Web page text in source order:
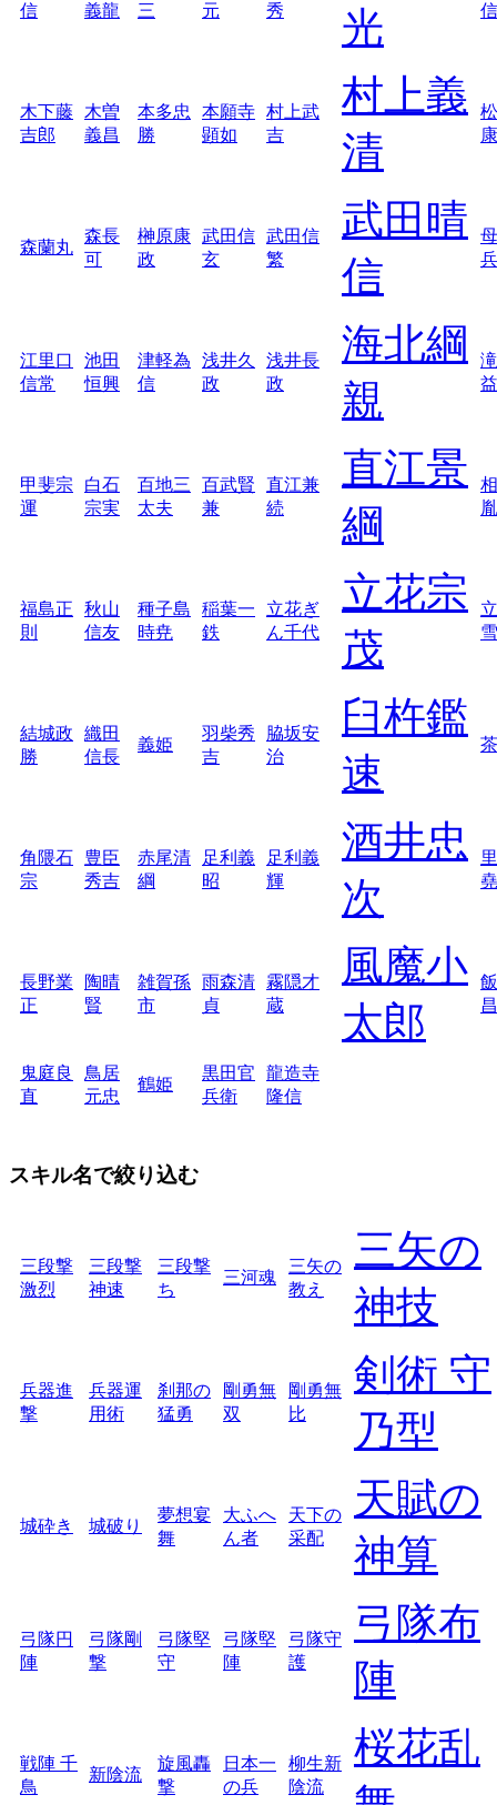
信
義龍
三
元
秀
光
信
木下藤
吉郎
木曽
義昌
本多忠
勝
本願寺
顕如
村上武
吉
村上義
清
康
森蘭丸
森長
可
榊原康
政
武田信
玄
武田信
繁
武田晴
信
江里口
信常
池田
恒興
津軽為
信
浅井久
政
浅井長
政
海北綱
親
益
甲斐宗
運
白石
宗実
百地三
太夫
百武賢
兼
直江兼
続
直江景
綱
胤
福島正
則
秋山
信友
種子島
時尭
稲葉一
鉄
立花ぎ
ん千代
立花宗
茂
雪
結城政
勝
織田
信長
義姫
羽柴秀
吉
脇坂安
治
臼杵鑑
速
角隈石
宗
豊臣
秀吉
赤尾清
綱
足利義
昭
足利義
輝
酒井忠
次
堯
長野業
正
陶晴
賢
雑賀孫
市
雨森清
貞
霧隠才
蔵
風魔小
太郎
昌
鬼庭良
直
鳥居
元忠
鶴姫
黒田官
兵衛
龍造寺
隆信
スキル名で絞り込む
三段撃
激烈
三段撃
神速
三段撃
ち
三河魂
三矢の
教え
三矢の
神技
兵器進
撃
兵器運
用術
刹那の
猛勇
剛勇無
双
剛勇無
比
剣術 守
乃型
城砕き 城破り
夢想宴
舞
大ふへ
ん者
天下の
采配
天賦の
神算
弓隊円
陣
弓隊剛
撃
弓隊堅
守
弓隊堅
陣
弓隊守
護
弓隊布
陣
戦陣 千
鳥
新陰流
旋風轟
撃
日本一
の兵
柳生新
陰流
桜花乱